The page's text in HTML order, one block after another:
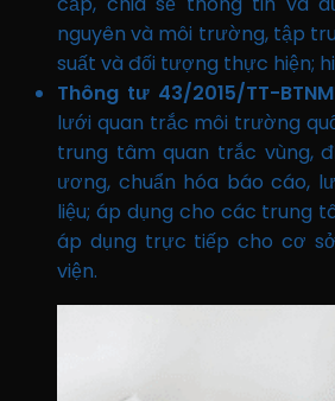
nguyên và môi trường, tập
suất và đối tượng thực hiện;
Thông tư 43/2015/TT-
lưới quan trắc môi trường
trung tâm quan trắc vùng,
ương, chuẩn hóa báo cáo,
liệu; áp dụng cho các trung
áp dụng trực tiếp cho cơ
viện.